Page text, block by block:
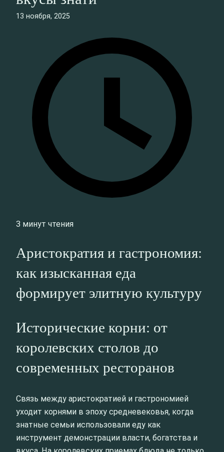
13 ноября, 2025
3 минут чтения
Аристократия и гастрономия:
как изысканная еда
формирует элитную культуру
Исторические корни: от
королевских столов до
современных ресторанов
Связь между аристократией и гастрономией
уходит корнями в эпоху средневековья, когда
знатные семьи использовали еду как
инструмент демонстрации власти, богатства и